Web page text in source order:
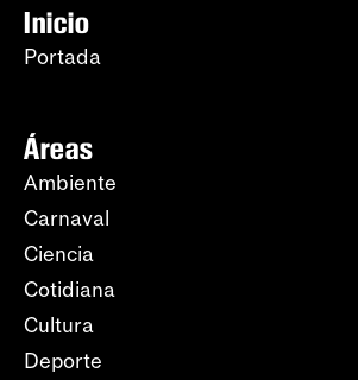
Inicio
Portada
Áreas
Ambiente
Carnaval
Ciencia
Cotidiana
Cultura
Deporte